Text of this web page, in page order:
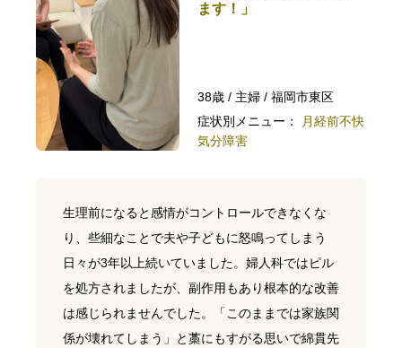
ます！」
38歳 / 主婦 / 福岡市東区
症状別メニュー：
月経前不快
気分障害
生理前になると感情がコントロールできなくな
り、些細なことで夫や子どもに怒鳴ってしまう
日々が3年以上続いていました。婦人科ではピル
を処方されましたが、副作用もあり根本的な改善
は感じられませんでした。「このままでは家族関
係が壊れてしまう」と藁にもすがる思いで綿貫先